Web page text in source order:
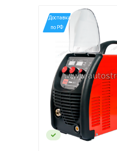
*Доставка
по РФ